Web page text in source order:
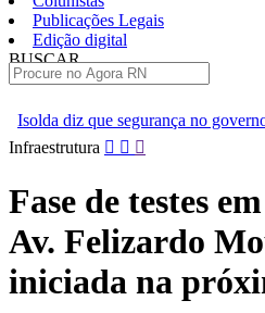
Publicações Legais
Edição digital
BUSCAR
no governo Fátima está
Pular
conteúdo
Infraestrutura
Fase de testes
Av. Felizardo
iniciada na